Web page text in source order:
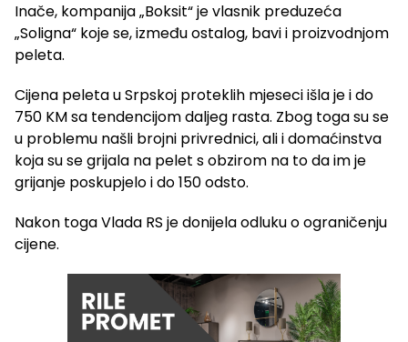
Inače, kompanija „Boksit“ je vlasnik preduzeća
„Soligna“ koje se, između ostalog, bavi i proizvodnjom
peleta.
Cijena peleta u Srpskoj proteklih mjeseci išla je i do
750 KM sa tendencijom daljeg rasta. Zbog toga su se
u problemu našli brojni privrednici, ali i domaćinstva
koja su se grijala na pelet s obzirom na to da im je
grijanje poskupjelo i do 150 odsto.
Nakon toga Vlada RS je donijela odluku o ograničenju
cijene.